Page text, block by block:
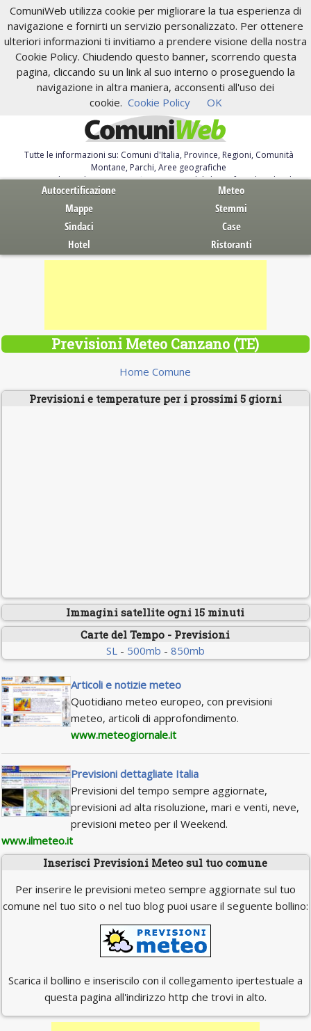
ComuniWeb utilizza cookie per migliorare la tua esperienza di
navigazione e fornirti un servizio personalizzato. Per ottenere
ulteriori informazioni ti invitiamo a prendere visione della nostra
Cookie Policy. Chiudendo questo banner, scorrendo questa
pagina, cliccando su un link al suo interno o proseguendo la
navigazione in altra maniera, acconsenti all'uso dei
cookie. Cookie Policy OK
Tutte le informazioni su: Comuni d'Italia, Province, Regioni, Comunità
Montane, Parchi, Aree geografiche
Servizi al Cittadino. Autocertificazione, moduli, leggi, free download
Autocertificazione
Meteo
Mappe
Stemmi
Sindaci
Case
Hotel
Ristoranti
Previsioni Meteo Canzano (TE)
Home Comune
Previsioni e temperature per i prossimi 5 giorni
Immagini satellite ogni 15 minuti
Carte del Tempo - Previsioni
SL- 500mb - 850mb
Articoli e notizie meteo
Quotidiano meteo europeo, con previsioni
meteo, articoli di approfondimento.
www.meteogiornale.it
Previsioni dettagliate Italia
Previsioni del tempo sempre aggiornate,
previsioni ad alta risoluzione, mari e venti, neve,
previsioni meteo per il Weekend.
www.ilmeteo.it
Inserisci Previsioni Meteo sul tuo comune
Per inserire le previsioni meteo sempre aggiornate sul tuo
comune nel tuo sito o nel tuo blog puoi usare il seguente bollino:
Scarica il bollino e inseriscilo con il collegamento ipertestuale a
questa pagina all'indirizzo http che trovi in alto.